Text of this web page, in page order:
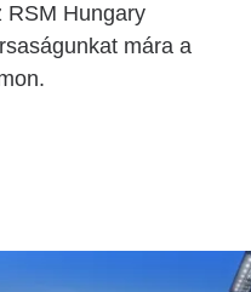
RSM Hungary
mára a